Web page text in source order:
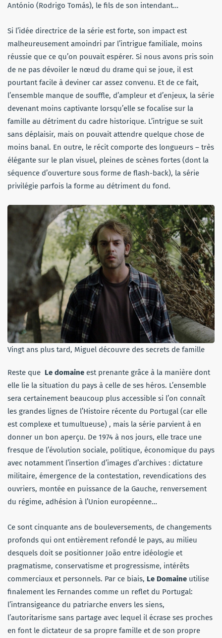
António (Rodrigo Tomás), le fils de son intendant…
Si l’idée directrice de la série est forte, son impact est
malheureusement amoindri par l’intrigue familiale, moins
réussie que ce qu’on pouvait espérer. Si nous avons pris soin
de ne pas dévoiler le nœud du drame qui se joue, il est
pourtant facile à deviner car assez convenu. Et de ce fait,
l’ensemble manque de souffle, d’ampleur et d’enjeux, la série
devenant moins captivante lorsqu’elle se focalise sur la
famille au détriment du cadre historique. L’intrigue se suit
sans déplaisir, mais on pouvait attendre quelque chose de
moins banal. En outre, le récit comporte des longueurs – très
élégante sur le plan visuel, pleines de scènes fortes (dont la
séquence d’ouverture sous forme de flash-back), la série
privilégie parfois la forme au détriment du fond.
Vingt ans plus tard, Miguel découvre des secrets de famille
Reste que Le domaine est prenante grâce à la manière dont
elle lie la situation du pays à celle de ses héros. L’ensemble
sera certainement beaucoup plus accessible si l’on connaît
les grandes lignes de l’Histoire récente du Portugal (car elle
est complexe et tumultueuse) , mais la série parvient à en
donner un bon aperçu. De 1974 à nos jours, elle trace une
fresque de l’évolution sociale, politique, économique du pays
avec notamment l’insertion d’images d’archives : dictature
militaire, émergence de la contestation, revendications des
ouvriers, montée en puissance de la Gauche, renversement
du régime, adhésion à l’Union européenne…
Ce sont cinquante ans de bouleversements, de changements
profonds qui ont entièrement refondé le pays, au milieu
desquels doit se positionner João entre idéologie et
pragmatisme, conservatisme et progressisme, intérêts
commerciaux et personnels. Par ce biais, Le Domaine utilise
finalement les Fernandes comme un reflet du Portugal:
l’intransigeance du patriarche envers les siens,
l’autoritarisme sans partage avec lequel il écrase ses proches
en font le dictateur de sa propre famille et de son propre